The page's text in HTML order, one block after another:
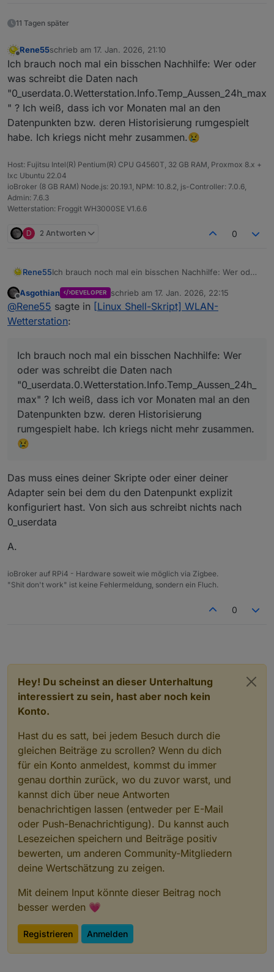
noch eine andere Möglichkeit für Windows gibt ist
11 Tagen später
Offline
Rene55schrieb am 17. Jan. 2026, 21:10
zuletzt editiert von
Ich brauch noch mal ein bisschen Nachhilfe: Wer oder
was schreibt die Daten nach
"0_userdata.0.Wetterstation.Info.Temp_Aussen_24h_max
" ? Ich weiß, dass ich vor Monaten mal an den
Datenpunkten bzw. deren Historisierung rumgespielt
habe. Ich kriegs nicht mehr zusammen.😢
Host: Fujitsu Intel(R) Pentium(R) CPU G4560T, 32 GB RAM, Proxmox 8.x +
lxc Ubuntu 22.04
ioBroker (8 GB RAM) Node.js: 20.19.1, NPM: 10.8.2, js-Controller: 7.0.6,
Admin: 7.6.3
Wetterstation: Froggit WH3000SE V1.6.6
D 2 Antworten 0
Rene55Ich brauch noch mal ein bisschen Nachhilfe: Wer oder
"0_userdata.0.Wetterstation.Info.Temp_Aussen_24h_m
ax" ? Ich weiß, dass ich vor Monaten mal an den
Datenpunkten bzw. deren Historisierung rumgespielt
Offline
Asgothian DEVELOPER schrieb am 17. Jan. 2026, 22:15
zuletzt editiert von
@Rene55 sagte in [Linux Shell-Skript] WLAN-
Wetterstation:
Ich brauch noch mal ein bisschen Nachhilfe: Wer
oder was schreibt die Daten nach
"0_userdata.0.Wetterstation.Info.Temp_Aussen_24h_
max" ? Ich weiß, dass ich vor Monaten mal an den
Datenpunkten bzw. deren Historisierung
rumgespielt habe. Ich kriegs nicht mehr zusammen.
😢
Das muss eines deiner Skripte oder einer deiner
Adapter sein bei dem du den Datenpunkt explizit
konfiguriert hast. Von sich aus schreibt nichts nach
0_userdata
A.
ioBroker auf RPi4 - Hardware soweit wie möglich via Zigbee.
"Shit don't work" ist keine Fehlermeldung, sondern ein Fluch.
0
Hey! Du scheinst an dieser Unterhaltung
interessiert zu sein, hast aber noch kein
Konto.
Hast du es satt, bei jedem Besuch durch die
gleichen Beiträge zu scrollen? Wenn du dich
für ein Konto anmeldest, kommst du immer
genau dorthin zurück, wo du zuvor warst, und
kannst dich über neue Antworten
benachrichtigen lassen (entweder per E-Mail
oder Push-Benachrichtigung). Du kannst auch
Lesezeichen speichern und Beiträge positiv
bewerten, um anderen Community-Mitgliedern
deine Wertschätzung zu zeigen.
Mit deinem Input könnte dieser Beitrag noch
besser werden 💗
Registrieren Anmelden